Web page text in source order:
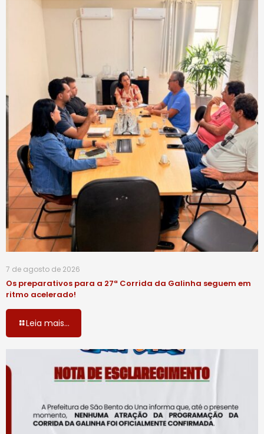
7 de agosto de 2026
Os preparativos para a 27ª Corrida da Galinha seguem em
ritmo acelerado!
Leia mais...